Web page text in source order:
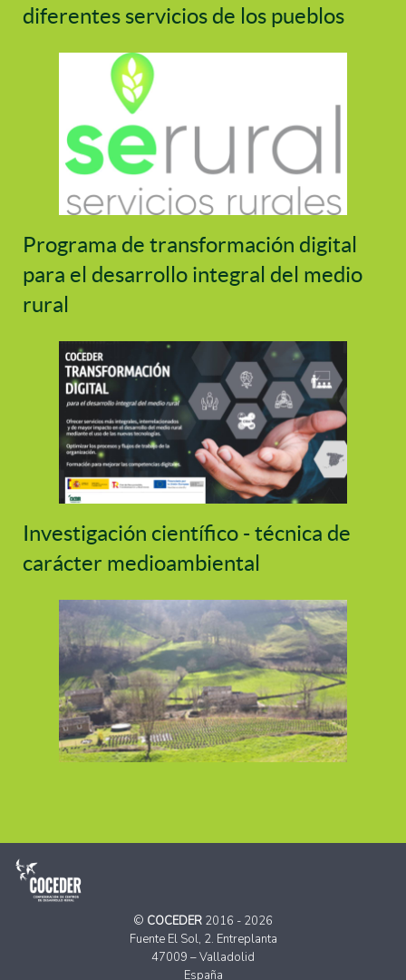
diferentes servicios de los pueblos
Programa de transformación digital
para el desarrollo integral del medio
rural
Investigación científico - técnica de
carácter medioambiental
© COCEDER 2016 - 2026
Fuente El Sol, 2. Entreplanta
47009 – Valladolid
España